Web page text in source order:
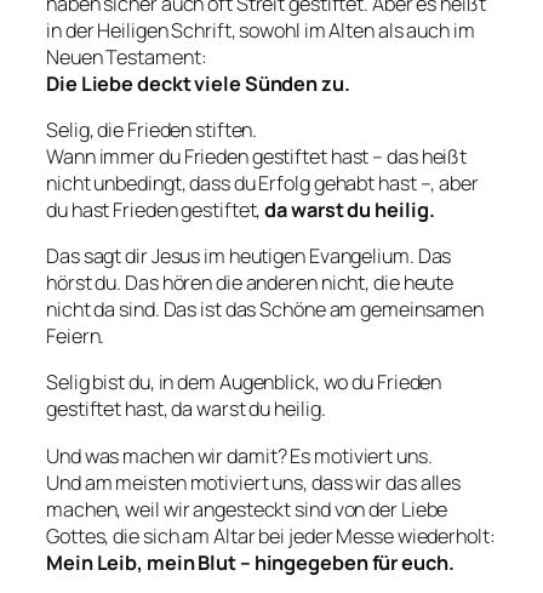
in der Heiligen Schrift, sowohl im Alten als auch im
Neuen Testament:
Die Liebe deckt viele Sünden zu.
Selig, die Frieden stiften.
Wann immer du Frieden gestiftet hast – das heißt
nicht unbedingt, dass du Erfolg gehabt hast –, aber
du hast Frieden gestiftet,da warst du heilig.
Das sagt dir Jesus im heutigen Evangelium. Das
hörst du. Das hören die anderen nicht, die heute
nicht da sind. Das ist das Schöne am gemeinsamen
Feiern.
Selig bist du, in dem Augenblick, wo du Frieden
gestiftet hast, da warst du heilig.
Und was machen wir damit? Es motiviert uns.
Und am meisten motiviert uns, dass wir das alles
machen, weil wir angesteckt sind von der Liebe
Gottes, die sich am Altar bei jeder Messe wiederholt:
Mein Leib, mein Blut – hingegeben für euch.